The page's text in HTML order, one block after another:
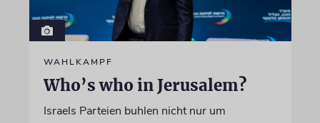
WAHLKAMPF
Who’s who in Jerusalem?
Israels Parteien buhlen nicht nur um